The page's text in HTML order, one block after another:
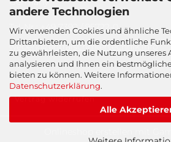
andere Technologien
Wir verwenden Cookies und ähnliche
Drittanbietern, um die ordentliche
zu gewährleisten, die Nutzung unseres
analysieren und Ihnen ein
bieten zu können. Weitere
Datenschutzerklärung.
Alle
Tel-Nr.:+49 7392 / 95722-0
weber@zentralschmiertechnik.info
Vertrag widerrufen